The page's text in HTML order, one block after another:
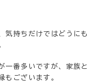
気持ちだけではどうにも
一番多いですが、家族と
ございます。